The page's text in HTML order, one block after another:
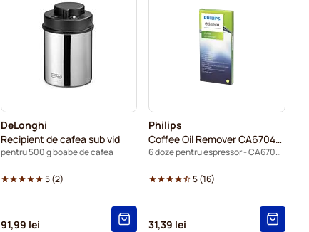
DeLonghi
Recipient de cafea sub vid
pentru 500 g boabe de cafea
5(2)
91,99 lei
Philips
Coffee Oil Remover CA6704/10
6 doze pentru espressor - CA6704/10
5(16)
31,39 lei